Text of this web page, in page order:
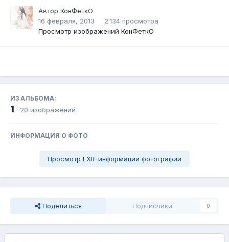
Автор КонФеткО
16 февраля, 2013
2 134 просмотра
Просмотр изображений КонФеткО
ИЗ АЛЬБОМА:
1 · 20 изображений
ИНФОРМАЦИЯ О ФОТО
Просмотр EXIF информации фотографии
Поделиться Подписчики 0